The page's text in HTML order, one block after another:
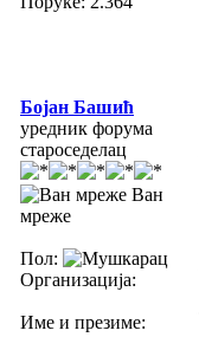
Бојан Башић
уредник форума
староседелац
Ван
мреже
Пол:
Организација:
Име и презиме: